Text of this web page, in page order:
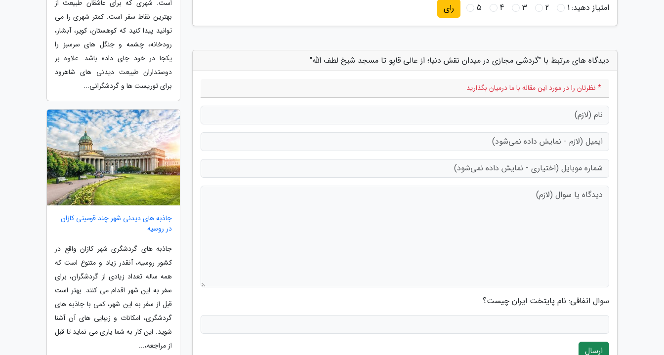
امتیاز دهید:1
2
3
4
5 رای
دیدگاه های مرتبط با "گردشی مجازی در میدان نقش دنیا؛ از عالی قاپو تا مسجد شیخ لطف الله"
* نظرتان را در مورد این مقاله با ما درمیان بگذارید
سوال اتفاقی: نام پایتخت ایران چیست؟
ارسال
است. شهری که برای عاشقان طبیعت از
بهترین نقاط سفر است. کمتر شهری را می
توانید پیدا کنید که کوهستان، کویر، آبشار،
رودخانه، چشمه و جنگل های سرسبز را
یکجا در خود جای داده باشد. علاوه بر
دوستداران طبیعت دیدنی های شاهرود
برای توریست ها و گردشگرانی...
جاذبه های دیدنی شهر چند قومیتی کازان
در روسیه
جاذبه های گردشگری شهر کازان واقع در
کشور روسیه، آنقدر زیاد و متنوع است که
همه ساله تعداد زیادی از گردشگران، برای
سفر به این شهر اقدام می کنند. بهتر است
قبل از سفر به این شهر، کمی با جاذبه های
گردشگری، امکانات و زیبایی های آن آشنا
شوید. این کار به شما یاری می نماید تا قبل
از مراجعه،...